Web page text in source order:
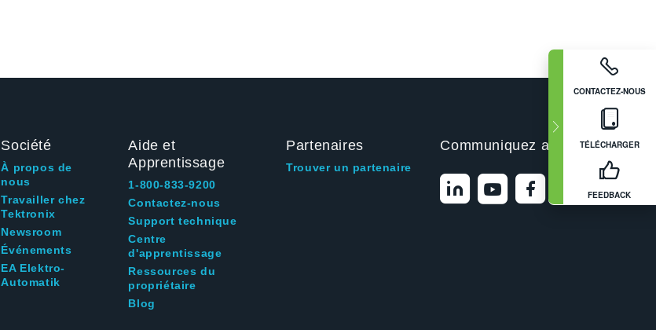
CONTACTEZ-NOUS
TÉLÉCHARGER
FEEDBACK
Société
À propos de
nous
Travailler chez
Tektronix
Newsroom
Événements
EA Elektro-
Automatik
Aide et
Apprentissage
1-800-833-9200
Contactez-nous
Support technique
Centre
d'apprentissage
Ressources du
propriétaire
Blog
Partenaires
Trouver un partenaire
Communiquez avec nous